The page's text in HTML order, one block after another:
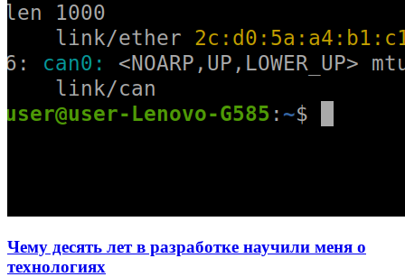
Чему десять лет в разработке научили меня о
технологиях